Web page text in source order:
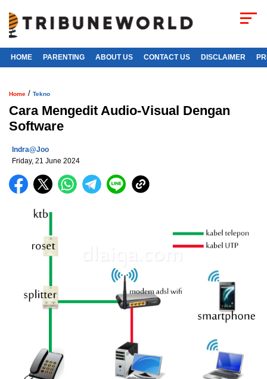
HOME PARENTING ABOUT US CONTACT US DISCLAIMER
Home / Tekno
Cara Mengedit Audio-Visual Dengan
Software
Indra@joo
Friday, 21 June 2024